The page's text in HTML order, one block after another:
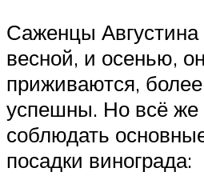
Саженцы
весной, и осенью,
приживаются,
успешны. Но всё же
соблюдать
посадки винограда: